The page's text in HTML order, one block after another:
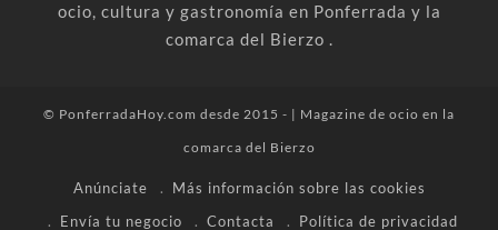
ocio, cultura y gastronomía en Ponferrada y la
comarca del Bierzo .
© PonferradaHoy.com desde 2015 - | Magazine de ocio en la
comarca del Bierzo
Anúnciate
Más información sobre las cookies
Envía tu negocio
Contacta Política de privacidad